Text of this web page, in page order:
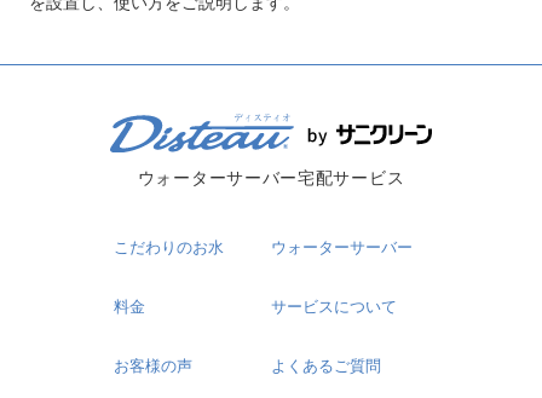
ウォーターサーバー宅配サービス
こだわりのお水 ウォーターサーバー
料金 サービスについて
お客様の声 よくあるご質問